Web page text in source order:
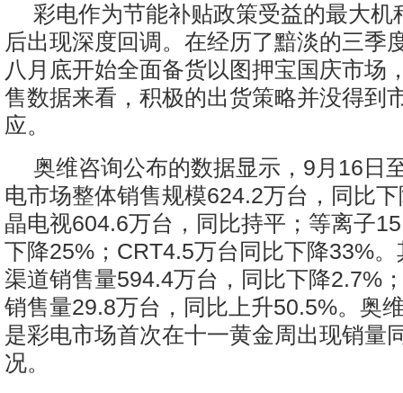
彩电作为节能补贴政策受益的最大机
后出现深度回调。在经历了黯淡的三季
八月底开始全面备货以图押宝国庆市场
售数据来看，积极的出货策略并没得到
应。
奥维咨询公布的数据显示，9月16日
电市场整体销售规模624.2万台，同比
晶电视604.6万台，同比持平；等离子
下降25%；CRT4.5万台同比下降33%
渠道销售量594.4万台，同比下降2.7%
销售量29.8万台，同比上升50.5%。奥
是彩电市场首次在十一黄金周出现销量
况。